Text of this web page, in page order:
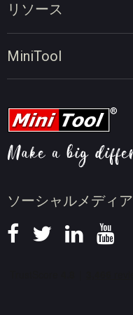
ソーシャルメディア
ビデオコンバーター
リソース
動画圧縮のヒント
ニュース
MiniTool